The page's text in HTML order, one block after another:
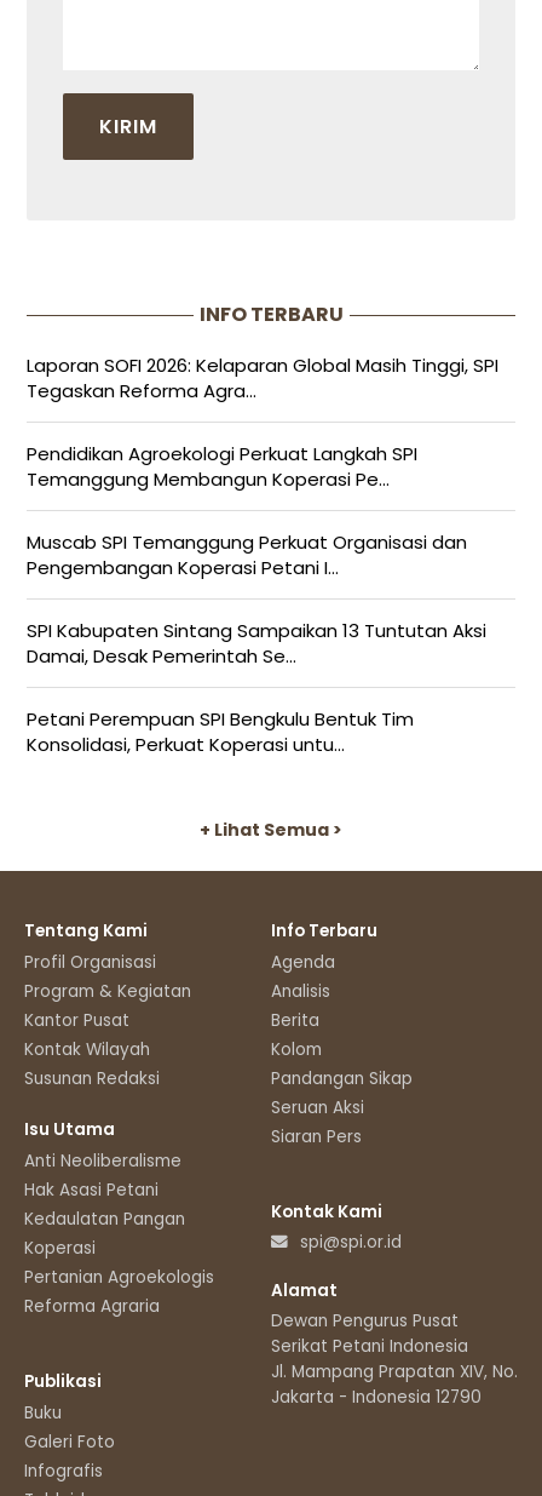
INFO TERBARU
Laporan SOFI 2026: Kelaparan Global Masih Tinggi, SPI
Tegaskan Reforma Agra...
Pendidikan Agroekologi Perkuat Langkah SPI
Temanggung Membangun Koperasi Pe...
Muscab SPI Temanggung Perkuat Organisasi dan
Pengembangan Koperasi Petani I...
SPI Kabupaten Sintang Sampaikan 13 Tuntutan Aksi
Damai, Desak Pemerintah Se...
Petani Perempuan SPI Bengkulu Bentuk Tim
Konsolidasi, Perkuat Koperasi untu...
+ Lihat Semua >
Tentang Kami
Profil Organisasi
Program & Kegiatan
Kantor Pusat
Kontak Wilayah
Susunan Redaksi
Isu Utama
Anti Neoliberalisme
Hak Asasi Petani
Kedaulatan Pangan
Koperasi
Pertanian Agroekologis
Reforma Agraria
Publikasi
Buku
Galeri Foto
Infografis
Info Terbaru
Agenda
Analisis
Berita
Kolom
Pandangan Sikap
Seruan Aksi
Siaran Pers
Kontak Kami
spi@spi.or.id
Alamat
Dewan Pengurus Pusat
Serikat Petani Indonesia
Jl. Mampang Prapatan XIV, No.11
Jakarta - Indonesia 12790